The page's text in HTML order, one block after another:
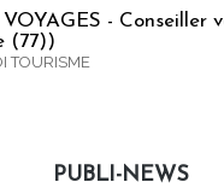
- Conseiller
(77))
TOURISME
PUBLI-NEWS